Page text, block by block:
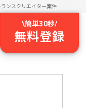
ランスクリエイター案件
\簡単30秒/
無料登録